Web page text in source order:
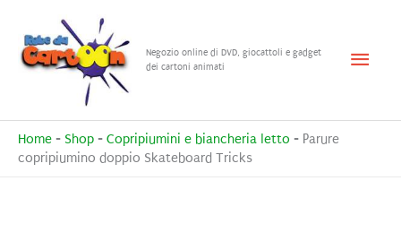
contenuto
Negozio online di DVD, giocattoli e gadget
dei cartoni animati
Menu
Home - Shop - Copripiumini e biancheria letto - Parure
copripiumino doppio Skateboard Tricks